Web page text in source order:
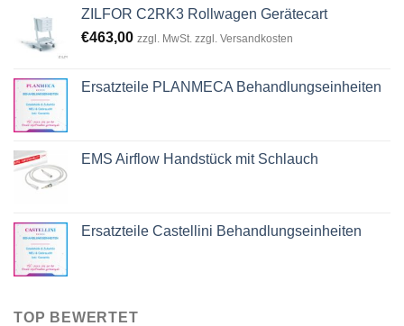
ZILFOR C2RK3 Rollwagen Gerätecart
€463,00 zzgl. MwSt. zzgl. Versandkosten
Ersatzteile PLANMECA Behandlungseinheiten
EMS Airflow Handstück mit Schlauch
Ersatzteile Castellini Behandlungseinheiten
TOP BEWERTET